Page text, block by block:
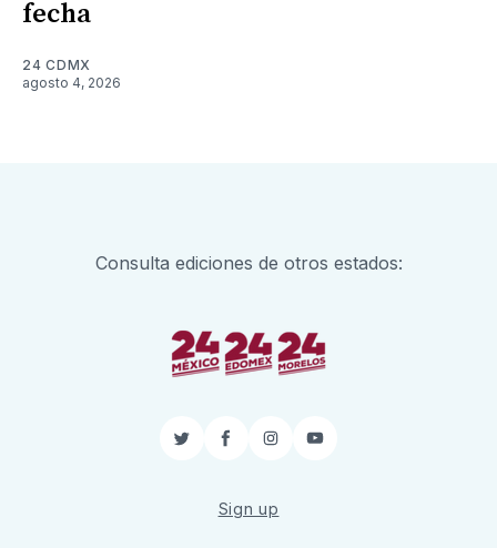
fecha
24 CDMX
agosto 4, 2026
Consulta ediciones de otros estados:
TwitterFacebook
InstagramYouTube
Sign up